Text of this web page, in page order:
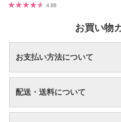
4.88
お買い物
お支払い方法について
配送・送料について